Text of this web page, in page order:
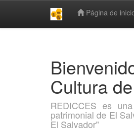
Página de
Cultura
REDICCES es
patrimonial de El
El Salvador"